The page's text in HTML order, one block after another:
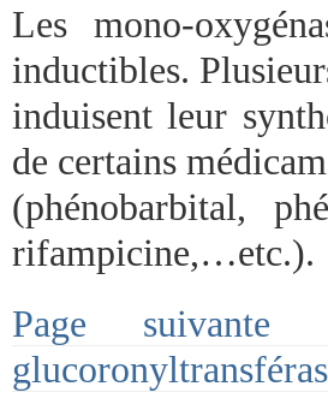
Les mono-
inductibles.
induisent leur
de certains
(phénobarbital,
rifampicine,…etc.).
Page